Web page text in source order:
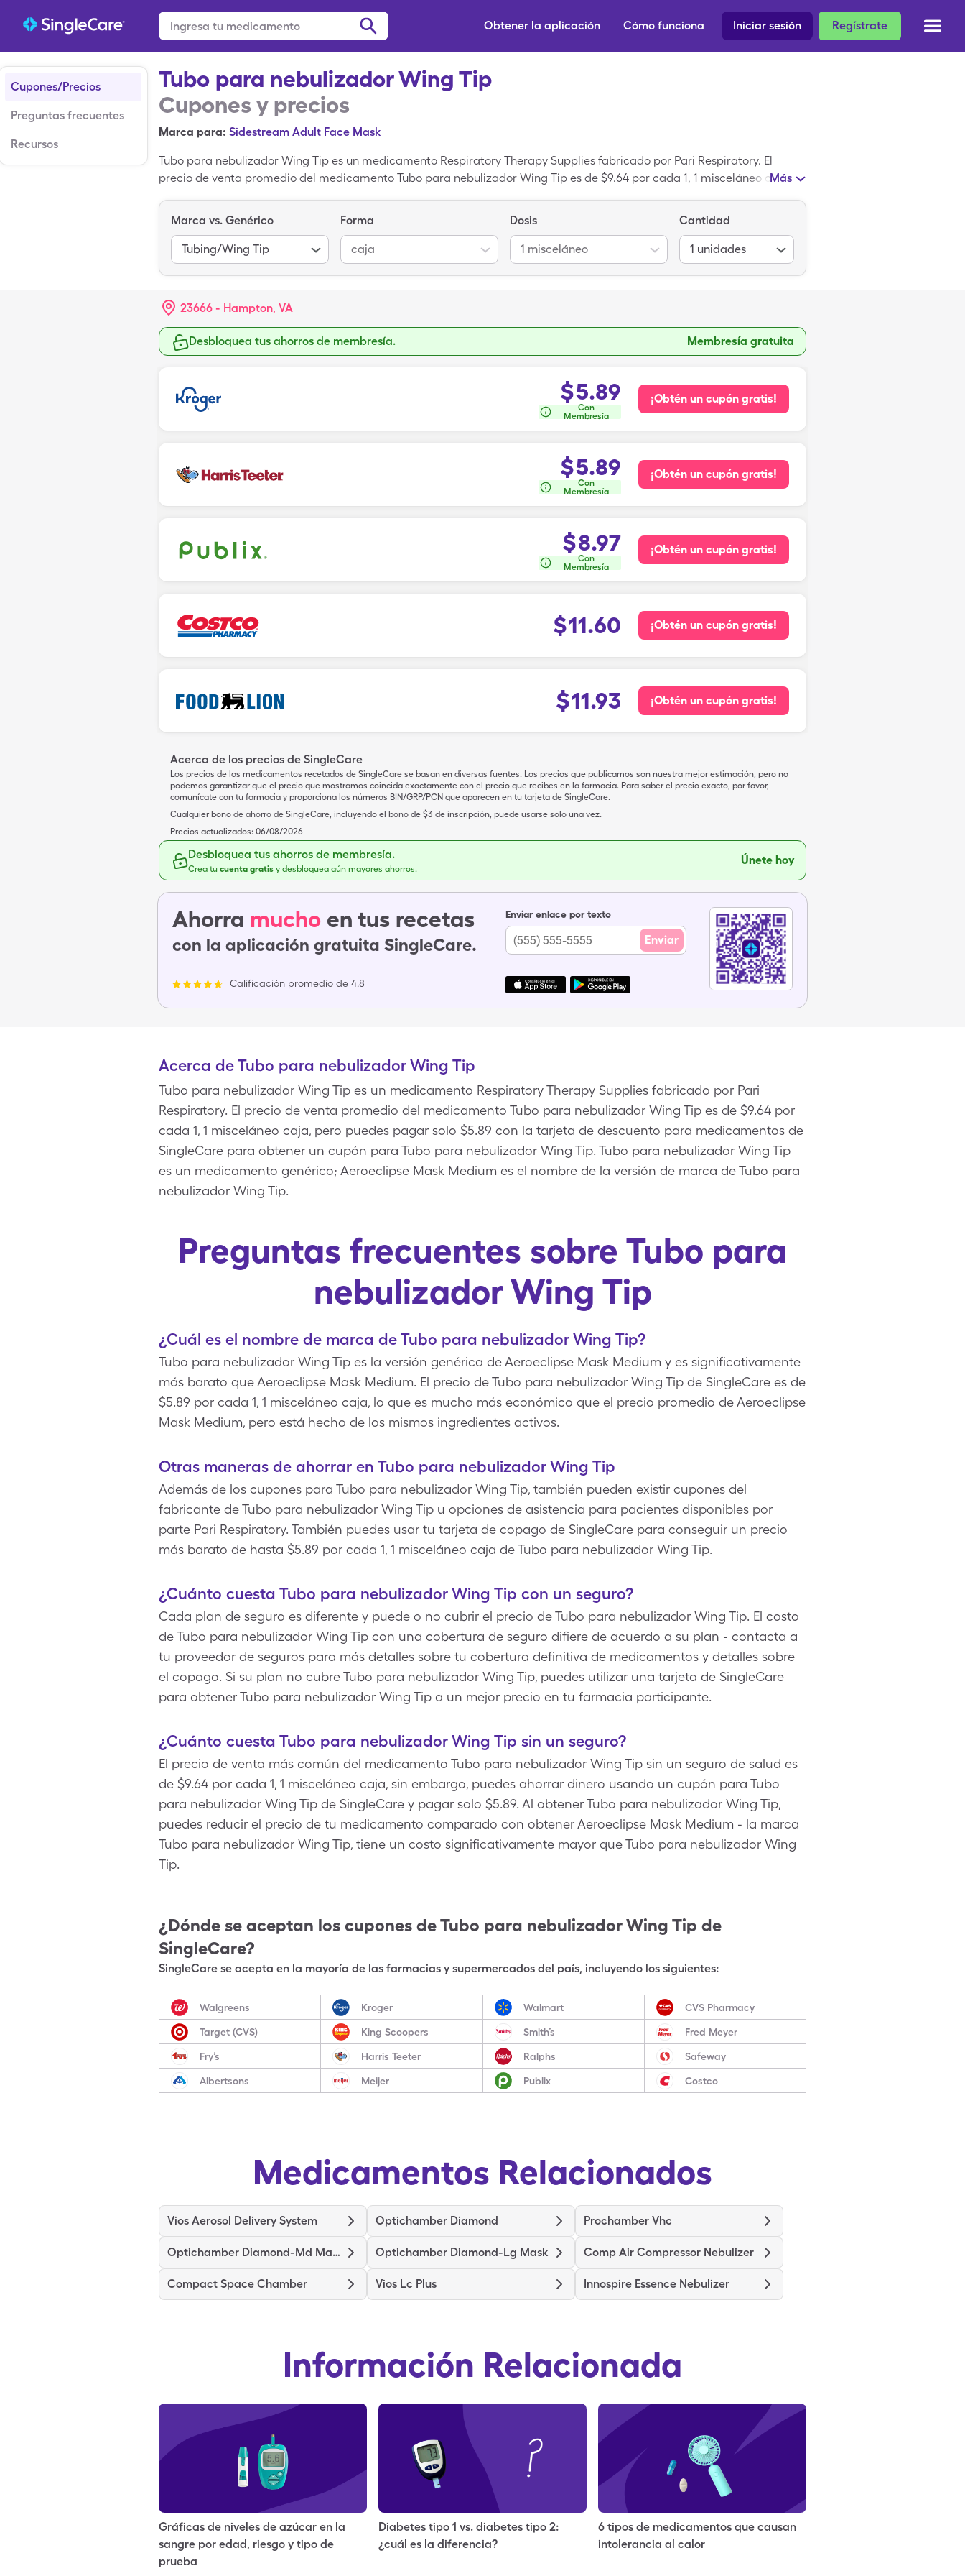
Regístrate
Iniciar sesión
Cómo funciona
Obtener la aplicación
Cupones/Precios
Preguntas frecuentes
Recursos
Tubo para nebulizador Wing Tip
Cupones y precios
Marca para: Sidestream Adult Face Mask
Tubo para nebulizador Wing Tip es un medicamento Respiratory Therapy Supplies fabricado por Pari Respiratory. El
precio de venta promedio del medicamento Tubo para nebulizador Wing Tip es de $9.64 por cada 1, 1 misceláneo caja,
para Tubo para nebulizador Wing Tip. Tubo para nebulizador Wing Tip es un medicamento genérico; Aeroeclipse Mask
Más
Marca vs. Genérico
Tubing/Wing Tip
Forma
caja
Dosis
1 misceláneo
Cantidad
1 unidades
23666 - Hampton, VA
Desbloquea tus ahorros de membresía. Membresía gratuita
$5.89
Con
Membresía
¡Obtén un cupón gratis!
$5.89
Con
Membresía
¡Obtén un cupón gratis!
$8.97
Con
Membresía
¡Obtén un cupón gratis!
$11.60 ¡Obtén un cupón gratis!
$11.93 ¡Obtén un cupón gratis!
Acerca de los precios de SingleCare
Los precios de los medicamentos recetados de SingleCare se basan en diversas fuentes. Los precios que publicamos son nuestra mejor estimación, pero no
podemos garantizar que el precio que mostramos coincida exactamente con el precio que recibes en la farmacia. Para saber el precio exacto, por favor,
comunícate con tu farmacia y proporciona los números BIN/GRP/PCN que aparecen en tu tarjeta de SingleCare.
Cualquier bono de ahorro de SingleCare, incluyendo el bono de $3 de inscripción, puede usarse solo una vez.
Precios actualizados: 06/08/2026
Desbloquea tus ahorros de membresía.
Crea tu cuenta gratis y desbloquea aún mayores ahorros.
Únete hoy
Ahorra mucho en tus recetas
con la aplicación gratuita SingleCare.
Calificación promedio de 4.8
Enviar enlace por texto
Enviar
Acerca de Tubo para nebulizador Wing Tip
Tubo para nebulizador Wing Tip es un medicamento Respiratory Therapy Supplies fabricado por Pari
Respiratory. El precio de venta promedio del medicamento Tubo para nebulizador Wing Tip es de $9.64 por
cada 1, 1 misceláneo caja, pero puedes pagar solo $5.89 con la tarjeta de descuento para medicamentos de
SingleCare para obtener un cupón para Tubo para nebulizador Wing Tip. Tubo para nebulizador Wing Tip
es un medicamento genérico; Aeroeclipse Mask Medium es el nombre de la versión de marca de Tubo para
nebulizador Wing Tip.
Preguntas frecuentes sobre Tubo para
nebulizador Wing Tip
¿Cuál es el nombre de marca de Tubo para nebulizador Wing Tip?
Tubo para nebulizador Wing Tip es la versión genérica de Aeroeclipse Mask Medium y es significativamente
más barato que Aeroeclipse Mask Medium. El precio de Tubo para nebulizador Wing Tip de SingleCare es de
$5.89 por cada 1, 1 misceláneo caja, lo que es mucho más económico que el precio promedio de Aeroeclipse
Mask Medium, pero está hecho de los mismos ingredientes activos.
Otras maneras de ahorrar en Tubo para nebulizador Wing Tip
Además de los cupones para Tubo para nebulizador Wing Tip, también pueden existir cupones del
fabricante de Tubo para nebulizador Wing Tip u opciones de asistencia para pacientes disponibles por
parte Pari Respiratory. También puedes usar tu tarjeta de copago de SingleCare para conseguir un precio
más barato de hasta $5.89 por cada 1, 1 misceláneo caja de Tubo para nebulizador Wing Tip.
¿Cuánto cuesta Tubo para nebulizador Wing Tip con un seguro?
Cada plan de seguro es diferente y puede o no cubrir el precio de Tubo para nebulizador Wing Tip. El costo
de Tubo para nebulizador Wing Tip con una cobertura de seguro difiere de acuerdo a su plan - contacta a
tu proveedor de seguros para más detalles sobre tu cobertura definitiva de medicamentos y detalles sobre
el copago. Si su plan no cubre Tubo para nebulizador Wing Tip, puedes utilizar una tarjeta de SingleCare
para obtener Tubo para nebulizador Wing Tip a un mejor precio en tu farmacia participante.
¿Cuánto cuesta Tubo para nebulizador Wing Tip sin un seguro?
El precio de venta más común del medicamento Tubo para nebulizador Wing Tip sin un seguro de salud es
de $9.64 por cada 1, 1 misceláneo caja, sin embargo, puedes ahorrar dinero usando un cupón para Tubo
para nebulizador Wing Tip de SingleCare y pagar solo $5.89. Al obtener Tubo para nebulizador Wing Tip,
puedes reducir el precio de tu medicamento comparado con obtener Aeroeclipse Mask Medium - la marca
Tubo para nebulizador Wing Tip, tiene un costo significativamente mayor que Tubo para nebulizador Wing
Tip.
¿Dónde se aceptan los cupones deTubo para nebulizador Wing Tip de
SingleCare?
SingleCare se acepta en la mayoría de las farmacias y supermercados del país, incluyendo los siguientes:
Walgreens Kroger Walmart CVS Pharmacy
Target (CVS) King Scoopers Smith’s Fred Meyer
Fry’s Harris Teeter Ralphs Safeway
Albertsons Meijer Publix Costco
Medicamentos Relacionados
Vios Aerosol Delivery System Optichamber Diamond Prochamber Vhc
Optichamber Diamond-Md Mask Optichamber Diamond-Lg Mask Comp Air Compressor Nebulizer
Compact Space Chamber Vios Lc Plus Innospire Essence Nebulizer
Información Relacionada
Gráficas de niveles de azúcar en la
sangre por edad, riesgo y tipo de
prueba
Diabetes tipo 1 vs. diabetes tipo 2:
¿cuál es la diferencia?
6 tipos de medicamentos que causan
intolerancia al calor